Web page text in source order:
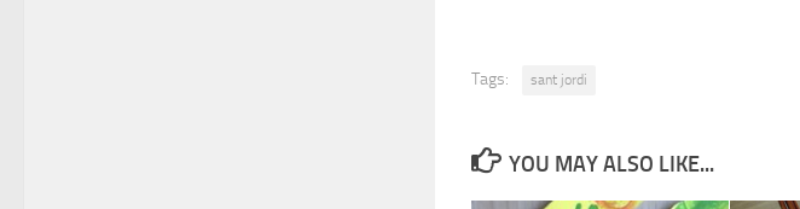
Tags: sant jordi
YOU MAY ALSO LIKE...